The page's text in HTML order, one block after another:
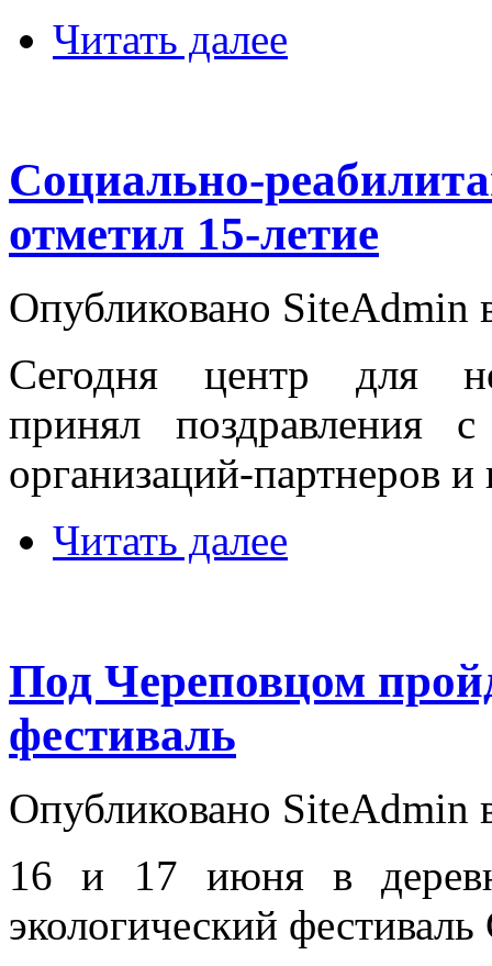
Читать далее
Социально-
отметил 15-летие
Опубликовано SiteAdmin
Сегодня центр для
принял поздравления
организаций-партнеров
Читать далее
Под Череповцом
фестиваль
Опубликовано SiteAdmin
16 и 17 июня в
экологический